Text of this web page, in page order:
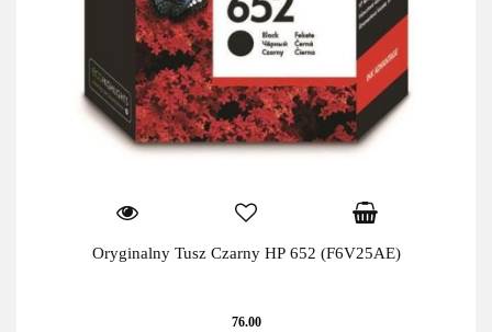
Oryginalny Tusz Czarny HP 652 (F6V25AE)
76.00